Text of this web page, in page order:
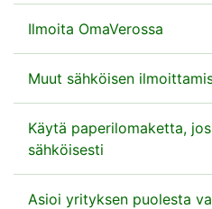
Ilmoita OmaVerossa
Anna tiedot OmaVerossa
Siirry OmaVeroon
Muut sähköisen
Voit ilmoittaa tiedot
Käytä paperilomaketta,
sähköisesti
Jos ilmoitat
Asioi yrityksen puolesta